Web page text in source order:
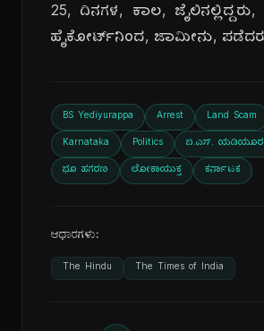
25, ದಿನಗಳ, ಕಾಲ, ಜೈಲಿನಲ್ಲಿದ್ದರು,
ಹೈಕೋರ್ಟ್‌ನಿಂದ, ಜಾಮೀನು,
BS Yediyurappa Arrest Land Scam
Karnataka Politics ಬಿ.ಎಸ್.
ಭೂ ಹಗರಣ ಲೋಕಾಯುಕ್ತ ಕರ್ನಾಟಕ
ಆಧಾರಗಳು:
The Hindu The Times of India